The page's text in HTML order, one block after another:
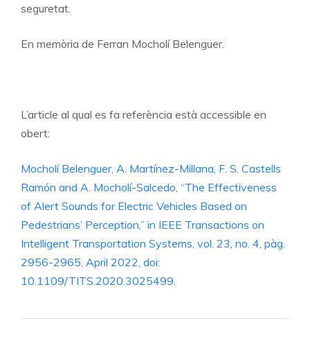
seguretat.
En memòria de Ferran Mocholí Belenguer.
L’article al qual es fa referència està accessible en
obert:
Mocholí Belenguer, A. Martínez-Millana, F. S. Castells
Ramón and A. Mocholí-Salcedo, “The Effectiveness
of Alert Sounds for Electric Vehicles Based on
Pedestrians’ Perception,” in IEEE Transactions on
Intelligent Transportation Systems, vol. 23, no. 4, pàg.
2956-2965, April 2022, doi:
10.1109/TITS.2020.3025499.